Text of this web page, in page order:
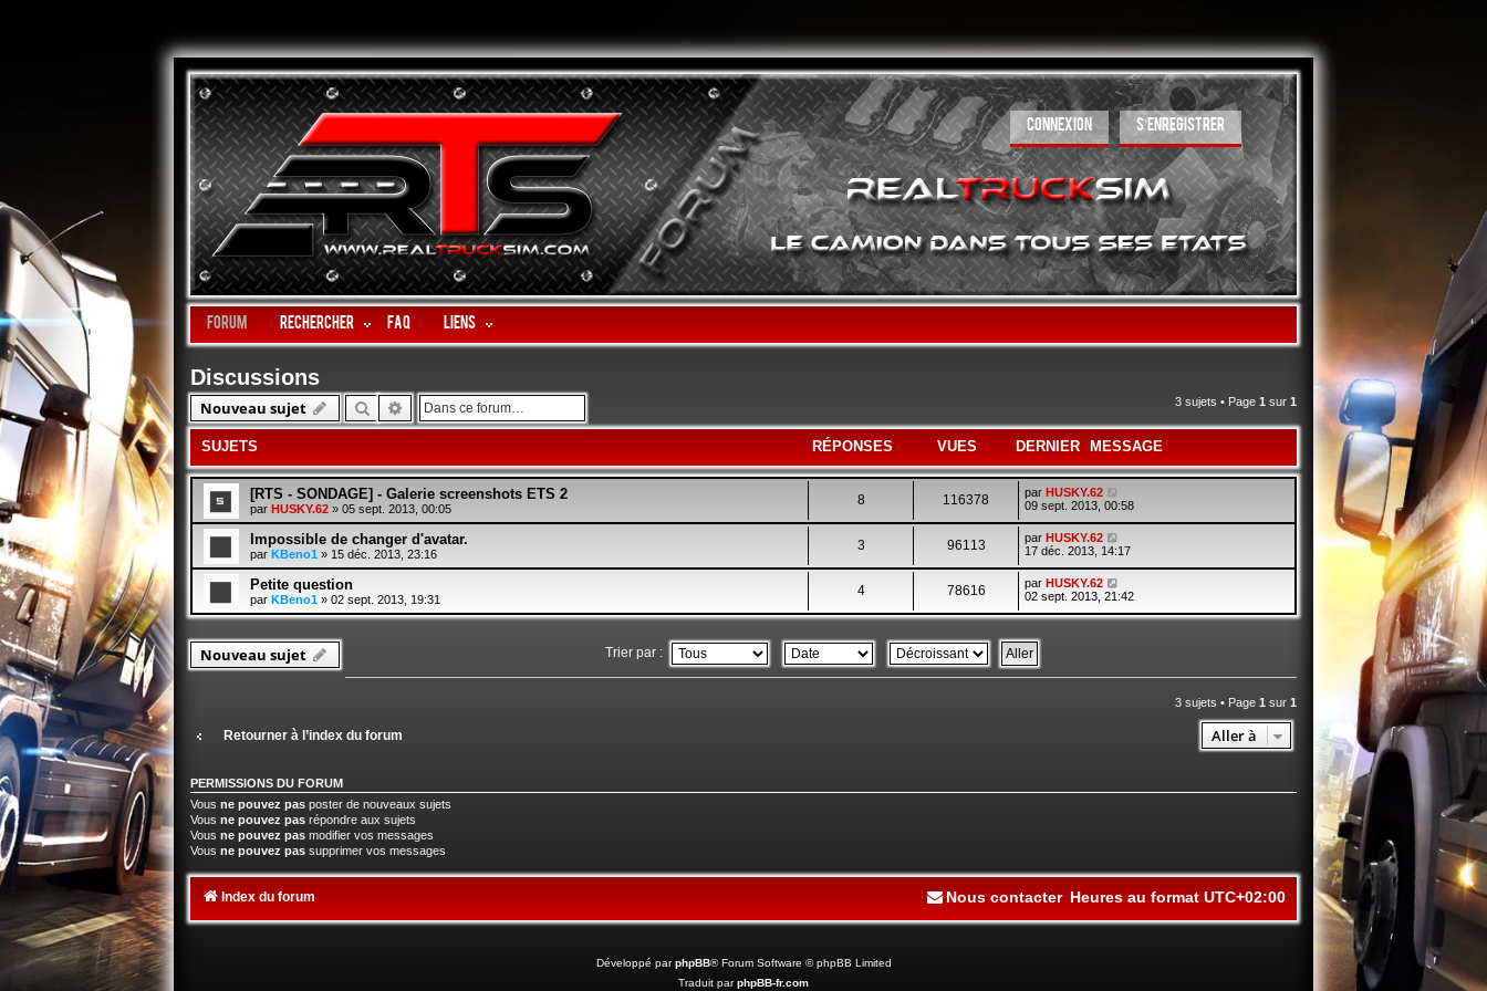
CONNEXION S’ENREGISTRER
Forum Rechercher FAQ LIENS
Discussions
Nouveau sujet RechercherRecherche avancée 3 sujets • Page 1 sur 1
SUJETS RÉPONSES VUES DERNIER MESSAGE
[RTS - SONDAGE] - Galerie screenshots ETS 2
par HUSKY.62 » 05 sept. 2013, 00:05
8 116378 par HUSKY.62
09 sept. 2013, 00:58
Impossible de changer d'avatar.
par KBeno1 » 15 déc. 2013, 23:16
3 96113 par HUSKY.62
17 déc. 2013, 14:17
Petite question
par KBeno1 » 02 sept. 2013, 19:31
4 78616 par HUSKY.62
02 sept. 2013, 21:42
Nouveau sujet Trier par :
3 sujets • Page 1 sur 1
Retourner à l’index du forum Aller à
PERMISSIONS DU FORUM
Vous ne pouvez pas poster de nouveaux sujets
Vous ne pouvez pas répondre aux sujets
Vous ne pouvez pas modifier vos messages
Vous ne pouvez pas supprimer vos messages
Index du forum Heures au format UTC+02:00
Nous contacter
Développé parphpBB® Forum Software © phpBB Limited
Traduit parphpBB-fr.com